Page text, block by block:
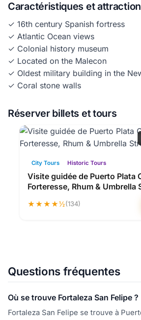
Caractéristiques et
✓ 16th century Spanish fortress
✓ Atlantic Ocean views
✓ Colonial history museum
✓ Located on the Malecon
✓ Oldest military building in the
✓ Coral stone walls
Réserver billets et tours
City Tours Historic Tours
Visite guidée de Puerto Plata
Forteresse, Rhum & Umbrella
★★★★½(134)
Questions fréquentes
Où se trouve Fortaleza San Felipe ?
Fortaleza San Felipe se trouve à